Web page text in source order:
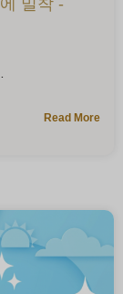
밀착 -
Read More